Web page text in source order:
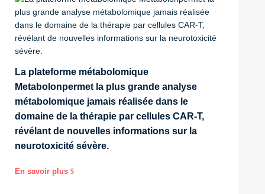
La plateforme métabolomique
Metabolonpermet la plus grande analyse
métabolomique jamais réalisée dans le
domaine de la thérapie par cellules CAR-T,
révélant de nouvelles informations sur la
neurotoxicité sévère.
En savoir plus $